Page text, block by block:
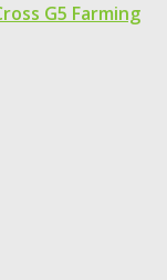
G5 Farming